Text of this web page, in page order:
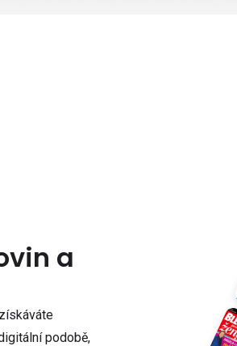
a
podobě,